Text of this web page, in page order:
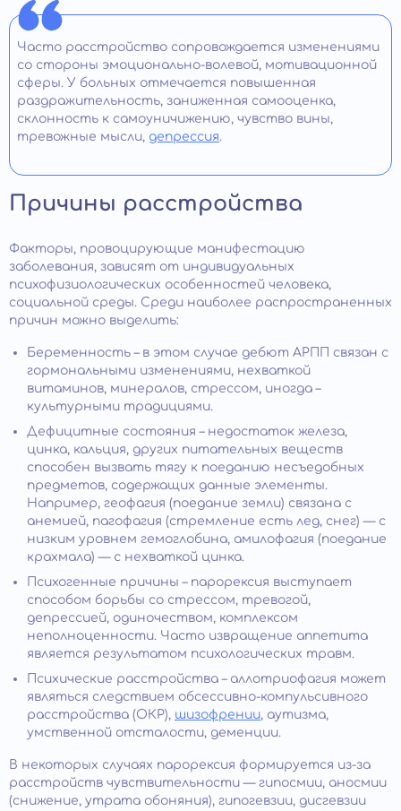
Часто расстройство сопровождается изменениями
со стороны эмоционально-волевой, мотивационной
сферы. У больных отмечается повышенная
раздражительность, заниженная самооценка,
склонность к самоуничижению, чувство вины,
тревожные мысли, депрессия.
Причины расстройства
Факторы, провоцирующие манифестацию
заболевания, зависят от индивидуальных
психофизиологических особенностей человека,
социальной среды. Среди наиболее распространенных
причин можно выделить:
Беременность – в этом случае дебют АРПП связан с
гормональными изменениями, нехваткой
витаминов, минералов, стрессом, иногда –
культурными традициями.
Дефицитные состояния – недостаток железа,
цинка, кальция, других питательных веществ
способен вызвать тягу к поеданию несъедобных
предметов, содержащих данные элементы.
Например, геофагия (поедание земли) связана с
анемией, пагофагия (стремление есть лед, снег) — с
низким уровнем гемоглобина, амилофагия (поедание
крахмала) — с нехваткой цинка.
Психогенные причины – парорексия выступает
способом борьбы со стрессом, тревогой,
депрессией, одиночеством, комплексом
неполноценности. Часто извращение аппетита
является результатом психологических травм.
Психические расстройства – аллотриофагия может
являться следствием обсессивно-компульсивного
расстройства (ОКР), шизофрении, аутизма,
умственной отсталости, деменции.
В некоторых случаях парорексия формируется из-за
расстройств чувствительности — гипосмии, аносмии
(снижение, утрата обоняния), гипогевзии, дисгевзии